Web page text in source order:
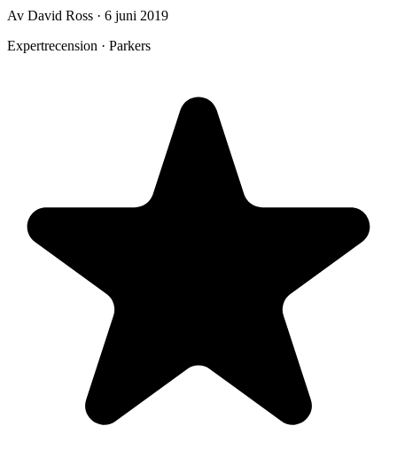
Av David Ross · 6 juni 2019
Expertrecension · Parkers